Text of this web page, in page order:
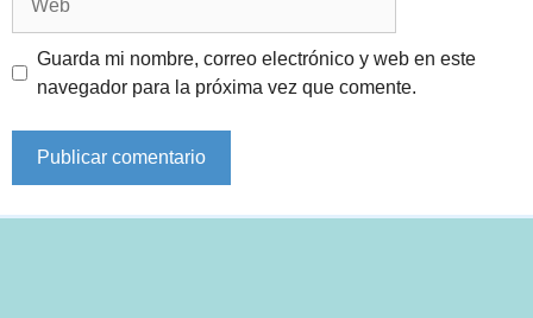
Guarda mi nombre, correo electrónico y web en este
navegador para la próxima vez que comente.